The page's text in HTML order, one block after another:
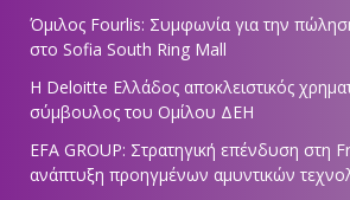
Όμιλος Fourlis: Συμφωνία για την
στο Sofia South Ring Mall
Η Deloitte Ελλάδος αποκλειστικός
σύμβουλος του Ομίλου ΔΕΗ
EFA GROUP: Στρατηγική επένδυση στη
ανάπτυξη προηγμένων αμυντικών